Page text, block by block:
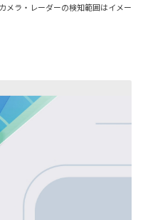
ラ・レーダーの検知範囲はイメー